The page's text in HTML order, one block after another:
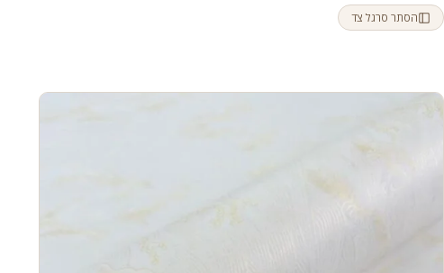
הסתר סרגל צד